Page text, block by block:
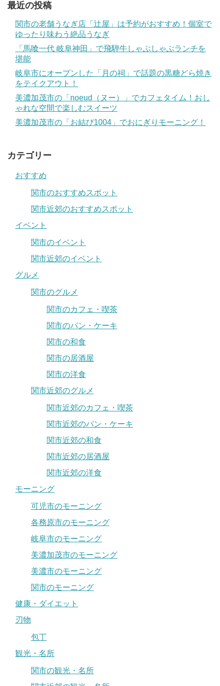
最近の投稿
関市の老舗うなぎ店「辻屋」は予約がおすすめ！個室で
ゆったり味わう絶品うなぎ
「馬喰一代 岐阜神田」で飛騨牛しゃぶしゃぶランチを
堪能
岐阜市にオープンした「月の祠」で話題の黒糖どら焼き
をテイクアウト！
美濃加茂市の「noeud（ヌー）」でカフェタイム！おし
ゃれな空間で楽しむスイーツ
美濃加茂市の「お結び1004」でおにぎりモーニング！
カテゴリー
おすすめ
関市のおすすめスポット
関市近郊のおすすめスポット
イベント
関市のイベント
関市近郊のイベント
グルメ
関市のグルメ
関市のカフェ・喫茶
関市のパン・ケーキ
関市の和食
関市の居酒屋
関市の洋食
関市近郊のグルメ
関市近郊のカフェ・喫茶
関市近郊のパン・ケーキ
関市近郊の和食
関市近郊の居酒屋
関市近郊の洋食
モーニング
可児市のモーニング
各務原市のモーニング
岐阜市のモーニング
美濃加茂市のモーニング
美濃市のモーニング
関市のモーニング
健康・ダイエット
刃物
包丁
観光・名所
関市の観光・名所